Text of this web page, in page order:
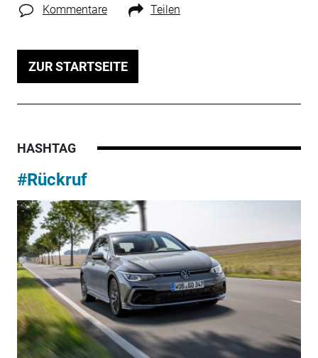
Kommentare Teilen
ZUR STARTSEITE
HASHTAG
#Rückruf